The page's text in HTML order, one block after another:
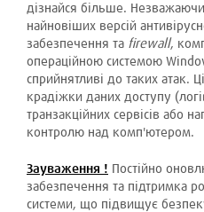
дізнайся більше.
найновіших версій
забезпечення та firewall,
операційною системою
сприйнятливі до таких атак.
крадіжки даних доступу
транзакційних сервісів або
контролю над комп'ютером.
Зауваження ! Постійно
забезпечення та підтримка
системи, що підвищує